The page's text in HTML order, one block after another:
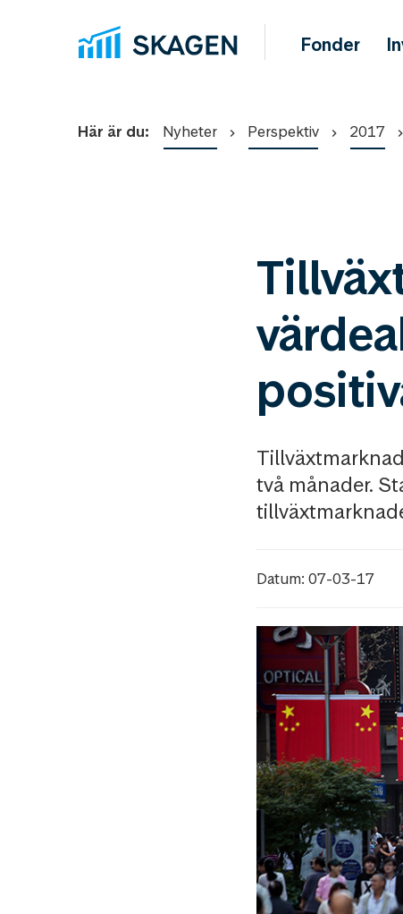
Fonder
Här är du: Nyheter Perspektiv 2017
två månader.
Datum: 07-03-17